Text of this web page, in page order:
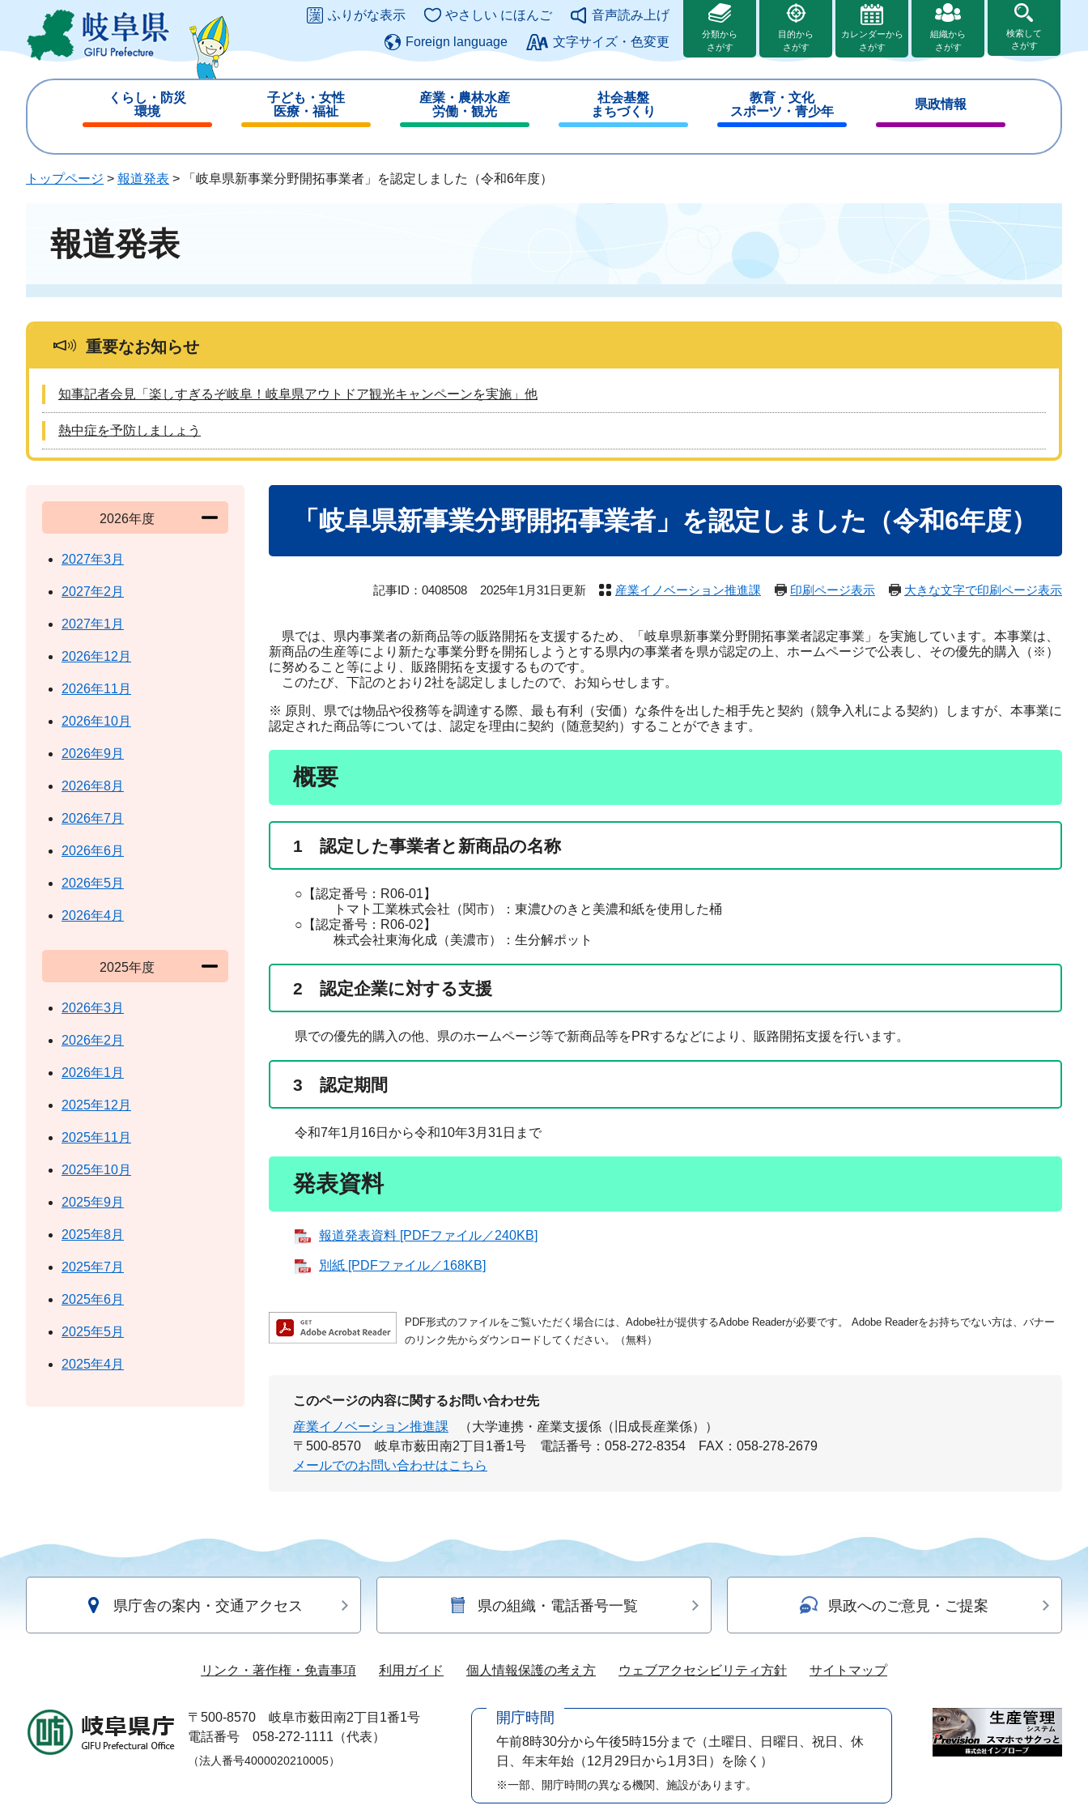
ジ
ュ
このページの本文へ
ふりがな表示 やさしい にほんご
音声読み上げ
Foreign language
文字サイズ・色変更
分類から
さがす
目的から
さがす
カレンダーから
さがす
組織から
さがす
検索して
さがす
くらし・防災
環境
じ
子ども・女性
医療・福祉
じ
る
産業・農林水産
労働・観光
じ
る
社会基盤
まちづくり
じ
教育・文化
スポーツ・青少年
じ
県政情報
じ
トップページ > 報道発表 > 「岐阜県新事業分野開拓事業者」を認定しました（令和6年度）
報道発表
重要なお知らせ
知事記者会見「楽しすぎるぞ岐阜！岐阜県アウトドア観光キャンペーンを実施」他
熱中症を予防しましょう
「岐阜県新事業分野開拓事業者」を認定しました（令和6年度）
記事ID：0408508 2025年1月31日更新 産業イノベーション推進課 印刷ページ表示 大きな文字で印刷ページ表示
県では、県内事業者の新商品等の販路開拓を支援するため、「岐阜県新事業分野開拓事業者認定事業」を実施しています。本事業は、
新商品の生産等により新たな事業分野を開拓しようとする県内の事業者を県が認定の上、ホームページで公表し、その優先的購入（※）
に努めること等により、販路開拓を支援するものです。
このたび、下記のとおり2社を認定しましたので、お知らせします。
※ 原則、県では物品や役務等を調達する際、最も有利（安価）な条件を出した相手先と契約（競争入札による契約）しますが、本事業に
認定された商品等については、認定を理由に契約（随意契約）することができます。
概要
1 認定した事業者と新商品の名称
○【認定番号：R06-01】
トマト工業株式会社（関市）：東濃ひのきと美濃和紙を使用した桶
○【認定番号：R06-02】
株式会社東海化成（美濃市）：生分解ポット
2 認定企業に対する支援
県での優先的購入の他、県のホームページ等で新商品等をPRするなどにより、販路開拓支援を行います。
3 認定期間
令和7年1月16日から令和10年3月31日まで
発表資料
報道発表資料 [PDFファイル／240KB]
別紙 [PDFファイル／168KB]
PDF形式のファイルをご覧いただく場合には、Adobe社が提供するAdobe Readerが必要です。
Adobe Readerをお持ちでない方は、バナー
のリンク先からダウンロードしてください。（無料）
このページの内容に関するお問い合わせ先
産業イノベーション推進課
（大学連携・産業支援係（旧成長産業係））
〒500-8570
岐阜市薮田南2丁目1番1号 電話番号：058-272-8354
FAX：058-278-2679
メールでのお問い合わせはこちら
2026年度
2027年3月
2027年2月
2027年1月
2026年12月
2026年11月
2026年10月
2026年9月
2026年8月
2026年7月
2026年6月
2026年5月
2026年4月
2025年度
2026年3月
2026年2月
2026年1月
2025年12月
2025年11月
2025年10月
2025年9月
2025年8月
2025年7月
2025年6月
2025年5月
2025年4月
県庁舎の案内・交通アクセス 県の組織・電話番号一覧 県政へのご意見・ご提案
リンク・著作権・免責事項 利用ガイド 個人情報保護の考え方 ウェブアクセシビリティ方針 サイトマップ
〒500-8570
岐阜市薮田南2丁目1番1号
電話番号 058-272-1111（代表）
（法人番号4000020210005）
開庁時間
午前8時30分から午後5時15分まで （土曜日、日曜日、祝日、休
日、年末年始（12月29日から1月3日）を除く）
※一部、開庁時間の異なる機関、施設があります。